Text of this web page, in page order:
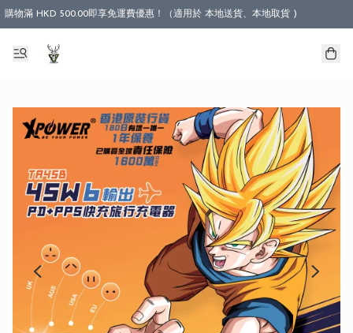
購物滿 HKD 500.00即享免運費優惠！（適用於 本地送貨、本地取貨 )